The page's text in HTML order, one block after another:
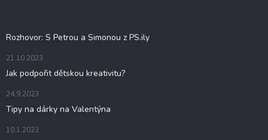
Rozhovor: S Petrou a Simonou z PS.ily
21.10.2023
Jak podpořit dětskou kreativitu?
24.9.2023
Tipy na dárky na Valentýna
10.1.2023